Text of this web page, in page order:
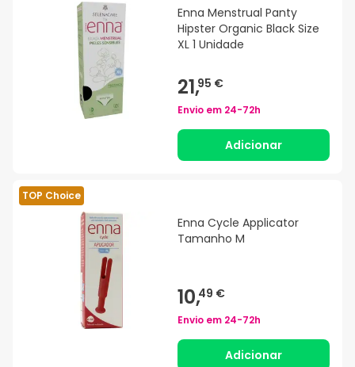
Enna Menstrual Panty
Hipster Organic Black Size
XL 1 Unidade
21,95 €
Envio em 24-72h
Adicionar
TOP Choice
Enna Cycle Applicator
Tamanho M
10,49 €
Envio em 24-72h
Adicionar